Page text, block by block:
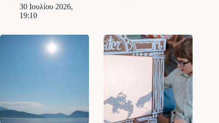
30 Ιουλίου 2026,
19:10